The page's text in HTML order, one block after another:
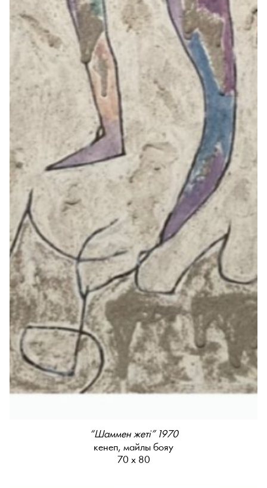
“Шаммен жеті” 1970
кенеп, майлы бояу
70 х 80